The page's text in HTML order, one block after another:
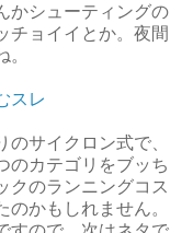
かシューティングの
チョイイとか。夜間
スレ
サイクロン式で、
のカテゴリをブッち
クのランニングコス
のかもしれません。